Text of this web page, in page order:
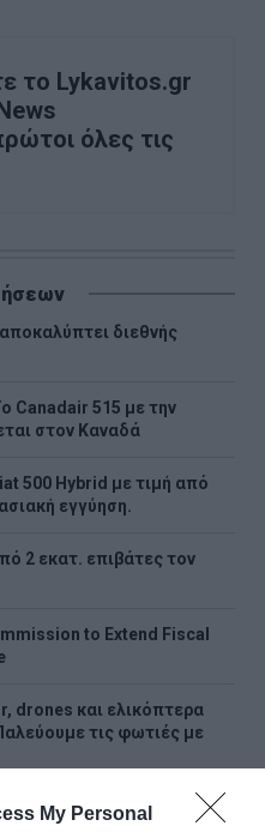
My Personal
το Lykavitos.gr
όλες τις
διεθνής
Canadair 515 με την
στον Καναδά
500 Hybrid με τιμή από
εγγύηση.
2 εκατ. επιβάτες τον
to Extend Fiscal
drones και ελικόπτερα
τις φωτιές με
για τη φωτιά στη
εργασίες σε